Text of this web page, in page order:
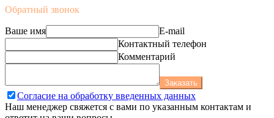
Обратный звонок
Ваше имя
E-mail
Контактный телефон
Комментарий
Заказать
Согласие на обработку введенных данных
Наш менеджер свяжется с вами по указанным контактам и